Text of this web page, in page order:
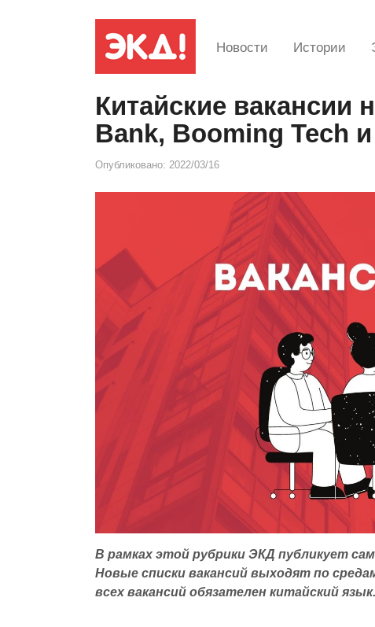
Новости Истории
Китайские вакансии
Bank, Booming Tech
Опубликовано: 2022/03/16
В рамках этой рубрики ЭКД публикует
Новые списки вакансий выходят по
всех вакансий обязателен китайский язык.